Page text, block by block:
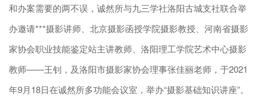
和办案需要的两不误，诚然所与九三学社洛阳古城支社联合举
办邀请***摄影讲师、北京摄影函授学院摄影教授、河南省摄影
家协会职业技能鉴定站主讲教师、洛阳理工学院艺术中心摄影
教师——王钊，及洛阳市摄影家协会理事张佳丽老师，于2021
年9月18日在诚然所多功能会议室，举办“摄影基础知识讲座”。